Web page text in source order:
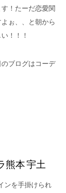
！たーだ恋愛関
ぉ、、と朝から
！！！
のブログはコーデ
熊本 宇土
ンを手掛けられ